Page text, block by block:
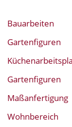
Bauarbeiten
Gartenfiguren
Gartenfiguren
Maßanfertigung
Wohnbereich